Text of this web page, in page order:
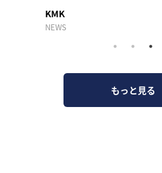
KMK
NEWS
もっと見る